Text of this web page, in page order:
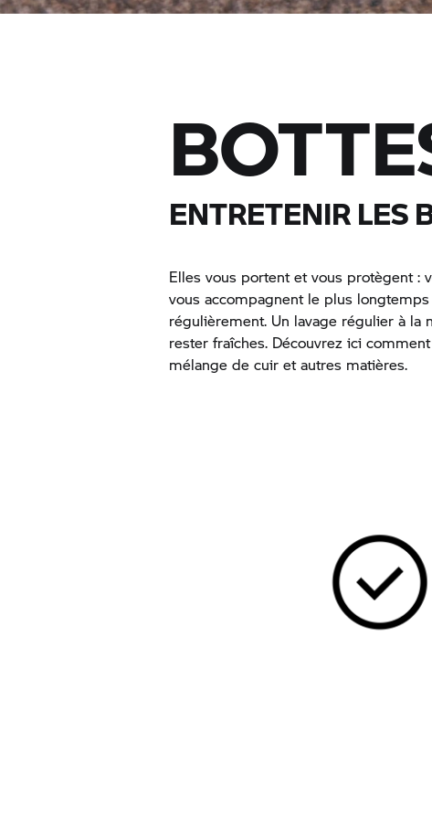
ENTRETENIR LES
Elles vous portent et vous protègent :
vous accompagnent le plus
régulièrement. Un lavage régulier à
rester fraîches. Découvrez ici
mélange de cuir et autres matières.